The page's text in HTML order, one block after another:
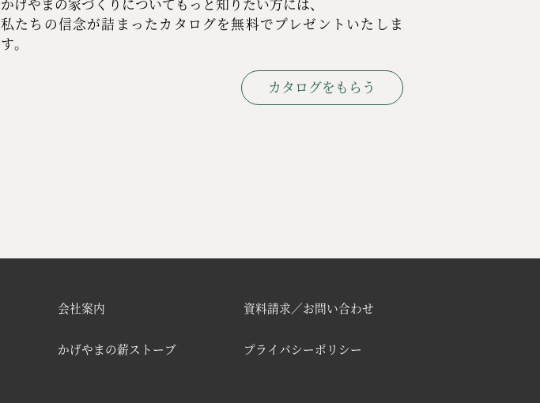
私たちの信念が詰まったカタログを無料でプレゼントいたしま
す。
カタログをもらう
会社案内
かげやまの薪ストーブ
資料請求／お問い合わせ
プライバシーポリシー